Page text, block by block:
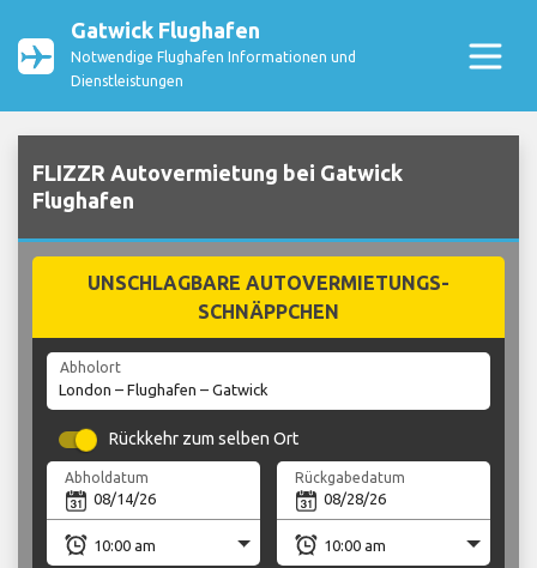
Gatwick Flughafen
Notwendige Flughafen Informationen und
Dienstleistungen
FLIZZR Autovermietung bei Gatwick
Flughafen
UNSCHLAGBARE AUTOVERMIETUNGS-
SCHNÄPPCHEN
Abholort
Rückkehr zum selben Ort
Abholdatum Rückgabedatum